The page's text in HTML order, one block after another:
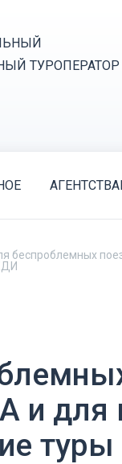
ТУРОПЕРАТОР
беспроблемных
и для